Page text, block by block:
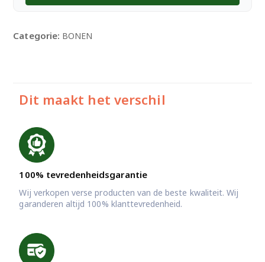
150g
Categorie: BONEN
Dit maakt het verschil
100% tevredenheidsgarantie
Wij verkopen verse producten van de beste kwaliteit. Wij
garanderen altijd 100% klanttevredenheid.